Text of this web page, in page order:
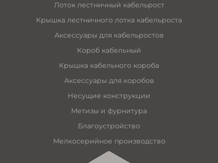
Лоток лестничный кабельрост
Крышка лестничного лотка кабельроста
Аксессуары для кабельростов
Короб кабельный
Крышка кабельного короба
Аксессуары для коробов
Несущие конструкции
Метизы и фурнитура
Благоустройство
Мелкосерийное производство